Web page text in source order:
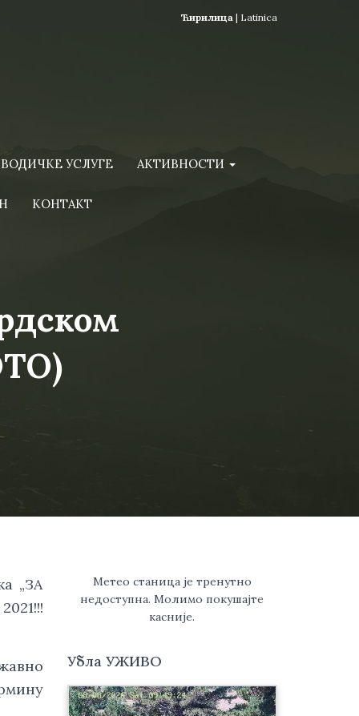
Ћирилица | Latinica
ВОДИЧКЕ УСЛУГЕ АКТИВНОСТИ
КОНТАКТ
„ЗА
Метео станица је тренутно
недоступна. Молимо покушајте
касније.
Убла УЖИВО